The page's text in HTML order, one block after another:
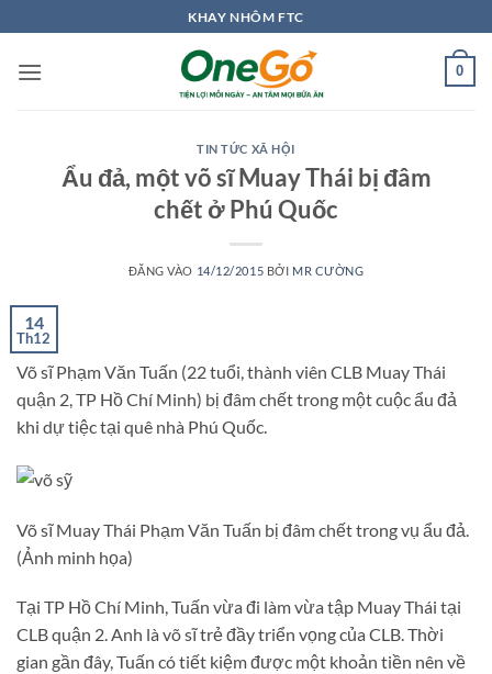
qua
nội
KHAY NHÔM FTC
0
TIN TỨC XÃ HỘI
Ẩu đả, một võ sĩ Muay Thái bị đâm
chết ở Phú Quốc
ĐĂNG VÀO 14/12/2015 BỞI MR CƯỜNG
14
Th12
Võ sĩ Phạm Văn Tuấn (22 tuổi, thành viên CLB Muay Thái
quận 2, TP Hồ Chí Minh) bị đâm chết trong một cuộc ẩu đả
khi dự tiệc tại quê nhà Phú Quốc.
Võ sĩ Muay Thái Phạm Văn Tuấn bị đâm chết trong vụ ẩu đả.
(Ảnh minh họa)
Tại TP Hồ Chí Minh, Tuấn vừa đi làm vừa tập Muay Thái tại
CLB quận 2. Anh là võ sĩ trẻ đầy triển vọng của CLB. Thời
gian gần đây, Tuấn có tiết kiệm được một khoản tiền nên về